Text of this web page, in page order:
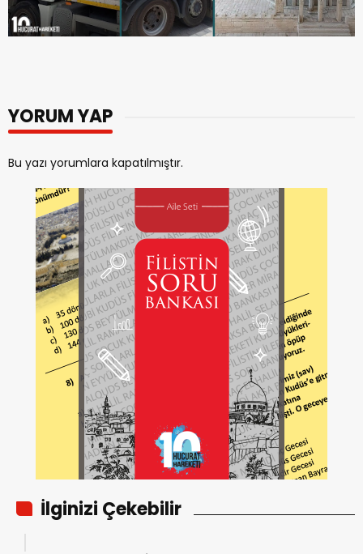
YORUM YAP
Bu yazı yorumlara kapatılmıştır.
İlginizi Çekebilir